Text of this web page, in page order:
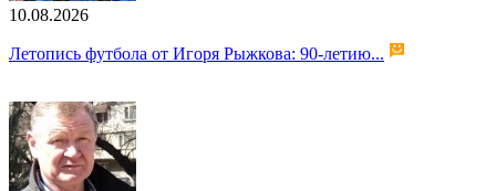
10.08.2026
Летопись футбола от Игоря Рыжкова: 90-летию...